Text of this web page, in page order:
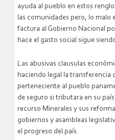
ayuda al pueblo en estos
las comunidades pero, lo malo
factura al Gobierno Nacional
hace el gasto social sigue
Las abusivas clausulas
haciendo legal la transferencia
perteneciente al pueblo
de seguro si tributara en su
recurso Minerales y sus
gobiernos y asambleas
el progreso del país.